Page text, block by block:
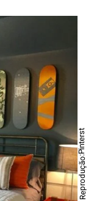
Reprodução:Pinterst